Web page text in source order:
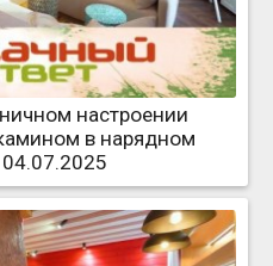
настроении
в нарядном